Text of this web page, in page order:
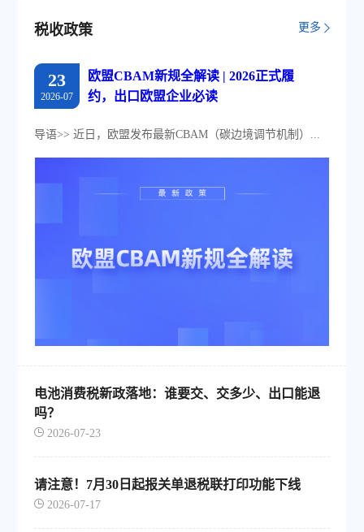
税收政策 更多
23
2026-07
欧盟CBAM新规全解读 | 2026正式履
约，出口欧盟企业必读
导语>> 近日，欧盟发布最新CBAM（碳边境调节机制）...
电池消费税新政落地：谁要交、交多少、出口能退
吗？
2026-07-23
请注意！7月30日起报关单退税联打印功能下线
2026-07-17